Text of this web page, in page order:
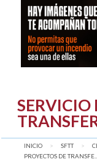
INICIO SFTT
PROYECTOS DE TRANSFE...